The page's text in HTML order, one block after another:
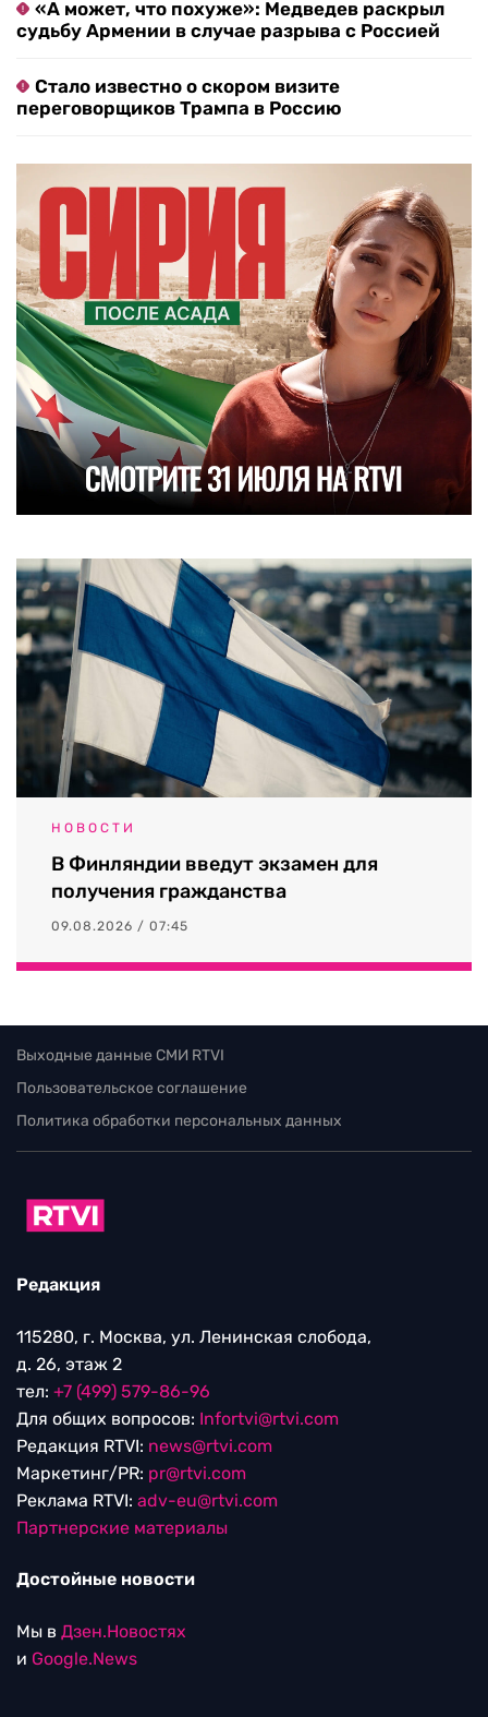
«А может, что похуже»: Медведев раскрыл
судьбу Армении в случае разрыва с Россией
Стало известно о скором визите
переговорщиков Трампа в Россию
НОВОСТИ
В Финляндии введут экзамен для
получения гражданства
09.08.2026 / 07:45
Выходные данные СМИ RTVI
Пользовательское соглашение
Политика обработки персональных данных
Редакция
115280, г. Москва, ул. Ленинская слобода,
д. 26, этаж 2
тел: +7 (499) 579-86-96
Для общих вопросов: Infortvi@rtvi.com
Редакция RTVI: news@rtvi.com
Маркетинг/PR: pr@rtvi.com
Реклама RTVI: adv-eu@rtvi.com
Партнерские материалы
Достойные новости
Мы в Дзен.Новостях
и Google.News